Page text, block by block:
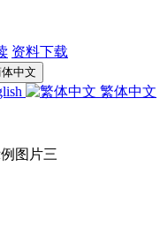
资料下载
中文
繁体中文